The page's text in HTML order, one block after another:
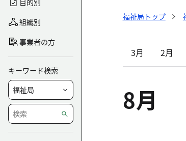
組織別
事業者の方
キーワード検索
福祉局トップ
3月 2月
8月